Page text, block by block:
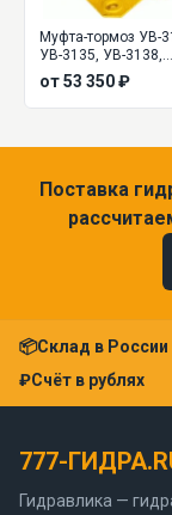
Муфта-тормоз УВ-
УВ-3135, УВ-3138,
УВ-3141, УВ-3144,
УВ-3146
от 53 350 ₽
Поставка
📦Склад в России
₽Счёт в рублях
777-
Гидравлика —